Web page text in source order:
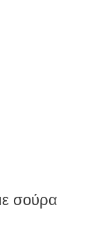
σούρα